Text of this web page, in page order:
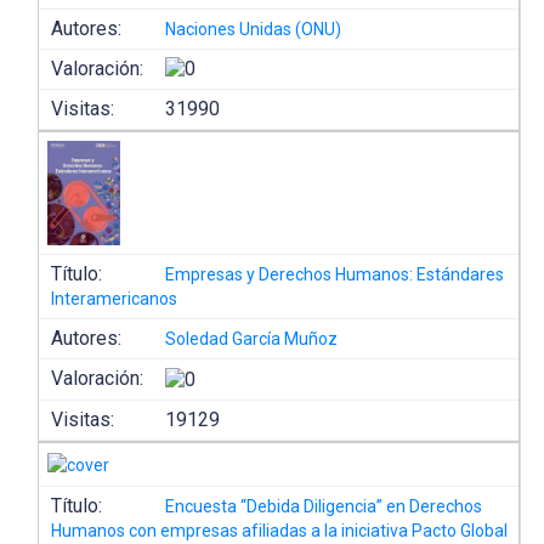
Autores: Naciones Unidas (ONU)
Valoración:
Visitas:
31990
Título:
Empresas y Derechos Humanos: Estándares
Interamericanos
Autores: Soledad García Muñoz
Valoración:
Visitas:
19129
Título:
Encuesta “Debida Diligencia” en Derechos
Humanos con empresas afiliadas a la iniciativa Pacto Global